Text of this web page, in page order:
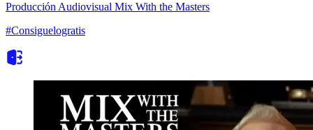
Producción Audiovisual Mix With the Masters
#Consiguelogratis